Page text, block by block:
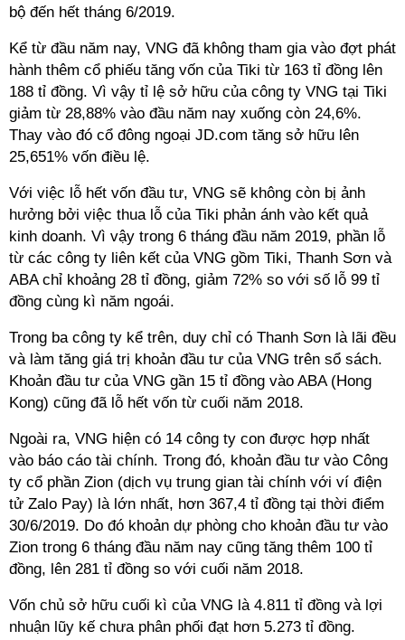
bộ đến hết tháng 6/2019.
Kể từ đầu năm nay, VNG đã không tham gia vào đợt phát
hành thêm cổ phiếu tăng vốn của Tiki từ 163 tỉ đồng lên
188 tỉ đồng. Vì vậy tỉ lệ sở hữu của công ty VNG tại Tiki
giảm từ 28,88% vào đầu năm nay xuống còn 24,6%.
Thay vào đó cổ đông ngoại JD.com tăng sở hữu lên
25,651% vốn điều lệ.
Với việc lỗ hết vốn đầu tư, VNG sẽ không còn bị ảnh
hưởng bởi việc thua lỗ của Tiki phản ánh vào kết quả
kinh doanh. Vì vậy trong 6 tháng đầu năm 2019, phần lỗ
từ các công ty liên kết của VNG gồm Tiki, Thanh Sơn và
ABA chỉ khoảng 28 tỉ đồng, giảm 72% so với số lỗ 99 tỉ
đồng cùng kì năm ngoái.
Trong ba công ty kể trên, duy chỉ có Thanh Sơn là lãi đều
và làm tăng giá trị khoản đầu tư của VNG trên sổ sách.
Khoản đầu tư của VNG gần 15 tỉ đồng vào ABA (Hong
Kong) cũng đã lỗ hết vốn từ cuối năm 2018.
Ngoài ra, VNG hiện có 14 công ty con được hợp nhất
vào báo cáo tài chính. Trong đó, khoản đầu tư vào Công
ty cổ phần Zion (dịch vụ trung gian tài chính với ví điện
tử Zalo Pay) là lớn nhất, hơn 367,4 tỉ đồng tại thời điểm
30/6/2019. Do đó khoản dự phòng cho khoản đầu tư vào
Zion trong 6 tháng đầu năm nay cũng tăng thêm 100 tỉ
đồng, lên 281 tỉ đồng so với cuối năm 2018.
Vốn chủ sở hữu cuối kì của VNG là 4.811 tỉ đồng và lợi
nhuận lũy kế chưa phân phối đạt hơn 5.273 tỉ đồng.